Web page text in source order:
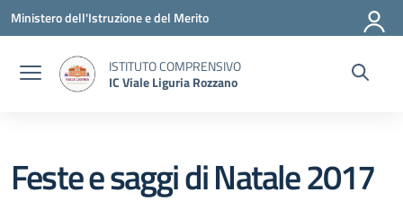
Vai ai contenuti
Vai al menu di navigazione
Vai al footer
Ministero dell'Istruzione e del Merito
ISTITUTO COMPRENSIVO
IC Viale Liguria Rozzano
Feste e saggi di Natale 2017